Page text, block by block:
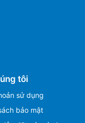
tôi
sử dụng
bảo mật